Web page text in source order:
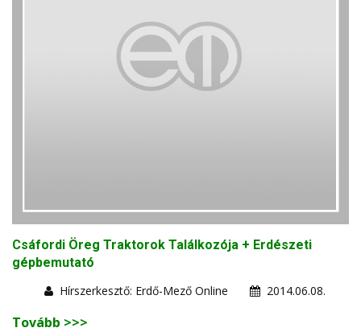
Csáfordi Öreg Traktorok Találkozója + Erdészeti
gépbemutató
Hírszerkesztő: Erdő-Mező Online
2014.06.08.
Tovább >>>